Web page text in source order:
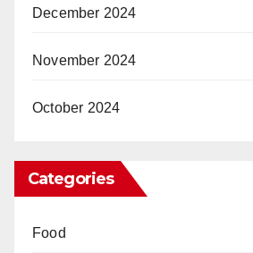
December 2024
November 2024
October 2024
Categories
Food